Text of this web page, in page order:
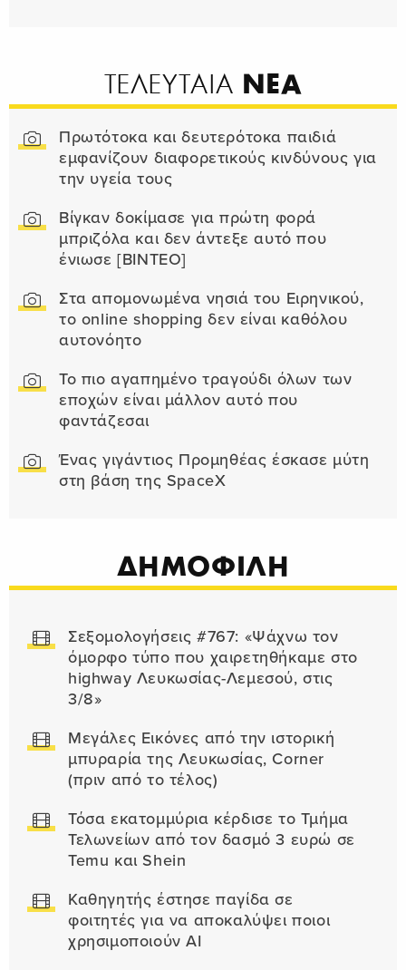
ΤΕΛΕΥΤΑΙΑ ΝΕΑ
Πρωτότοκα και δευτερότοκα παιδιά
εμφανίζουν διαφορετικούς κινδύνους για
την υγεία τους
Βίγκαν δοκίμασε για πρώτη φορά
μπριζόλα και δεν άντεξε αυτό που
ένιωσε [ΒΙΝΤΕΟ]
Στα απομονωμένα νησιά του Ειρηνικού,
το online shopping δεν είναι καθόλου
αυτονόητο
Το πιο αγαπημένο τραγούδι όλων των
εποχών είναι μάλλον αυτό που
φαντάζεσαι
Ένας γιγάντιος Προμηθέας έσκασε μύτη
στη βάση της SpaceX
ΔΗΜΟΦΙΛΗ
Σεξομολογήσεις #767: «Ψάχνω τον
όμορφο τύπο που χαιρετηθήκαμε στο
highway Λευκωσίας-Λεμεσού, στις
3/8»
Μεγάλες Εικόνες από την ιστορική
μπυραρία της Λευκωσίας, Corner
(πριν από το τέλος)
Τόσα εκατομμύρια κέρδισε το Τμήμα
Τελωνείων από τον δασμό 3 ευρώ σε
Temu και Shein
Καθηγητής έστησε παγίδα σε
φοιτητές για να αποκαλύψει ποιοι
χρησιμοποιούν AI